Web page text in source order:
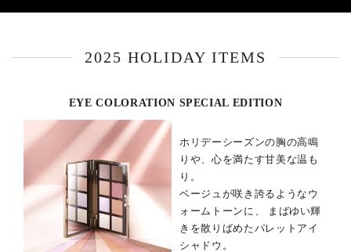
2025 HOLIDAY ITEMS
EYE COLORATION SPECIAL EDITION
ホリデーシーズンの胸の高鳴
りや、心を満たす甘美な温も
り。
ベージュが咲き誇るようなウ
ォームトーンに、
まばゆい輝
きを散りばめたパレットアイ
シャドウ。